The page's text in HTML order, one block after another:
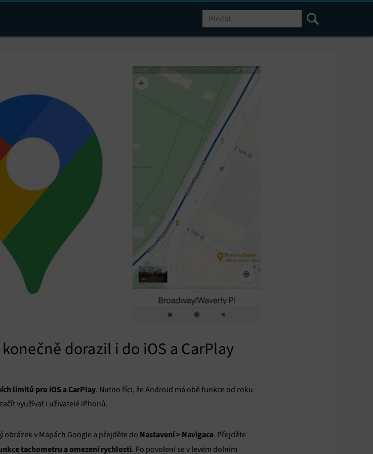
dorazil i do iOS a CarPlay
limitů pro iOS a CarPlay. Nutno říci, že Android má obě funkce od roku
využívat i uživatelé iPhonů.
obrázek v Mapách Google a přejděte do Nastavení > Navigace. Přejděte
tachometru a omezení rychlosti. Po povolení se v levém dolním